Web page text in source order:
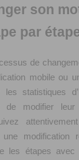
son
par
de
mobile ou
les statistiques
de modifier
modification
les étapes avec